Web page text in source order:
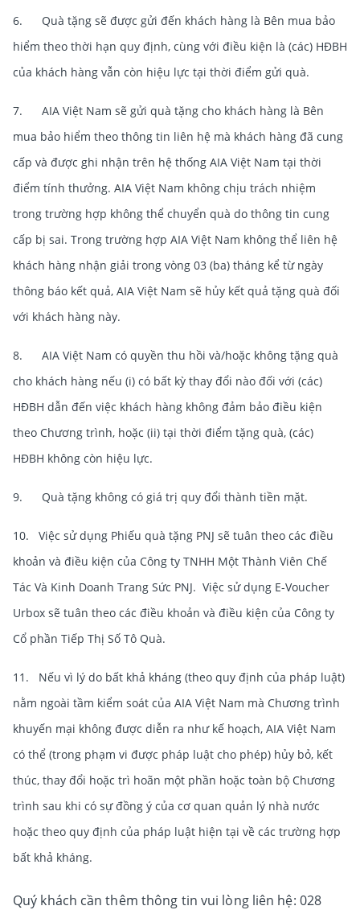
6. Quà tặng sẽ được gửi đến khách hàng là Bên mua bảo
hiểm theo thời hạn quy định, cùng với điều kiện là (các) HĐBH
của khách hàng vẫn còn hiệu lực tại thời điểm gửi quà.
7. AIA Việt Nam sẽ gửi quà tặng cho khách hàng là Bên
mua bảo hiểm theo thông tin liên hệ mà khách hàng đã cung
cấp và được ghi nhận trên hệ thống AIA Việt Nam tại thời
điểm tính thưởng. AIA Việt Nam không chịu trách nhiệm
trong trường hợp không thể chuyển quà do thông tin cung
cấp bị sai. Trong trường hợp AIA Việt Nam không thể liên hệ
khách hàng nhận giải trong vòng 03 (ba) tháng kể từ ngày
thông báo kết quả, AIA Việt Nam sẽ hủy kết quả tặng quà đối
với khách hàng này.
8. AIA Việt Nam có quyền thu hồi và/hoặc không tặng quà
cho khách hàng nếu (i) có bất kỳ thay đổi nào đối với (các)
HĐBH dẫn đến việc khách hàng không đảm bảo điều kiện
theo Chương trình, hoặc (ii) tại thời điểm tặng quà, (các)
HĐBH không còn hiệu lực.
9. Quà tặng không có giá trị quy đổi thành tiền mặt.
10. Việc sử dụng Phiếu quà tặng PNJ sẽ tuân theo các điều
khoản và điều kiện của Công ty TNHH Một Thành Viên Chế
Tác Và Kinh Doanh Trang Sức PNJ. Việc sử dụng E-Voucher
Urbox sẽ tuân theo các điều khoản và điều kiện của Công ty
Cổ phần Tiếp Thị Số Tô Quà.
11. Nếu vì lý do bất khả kháng (theo quy định của pháp luật)
nằm ngoài tầm kiểm soát của AIA Việt Nam mà Chương trình
khuyến mại không được diễn ra như kế hoạch, AIA Việt Nam
có thể (trong phạm vi được pháp luật cho phép) hủy bỏ, kết
thúc, thay đổi hoặc trì hoãn một phần hoặc toàn bộ Chương
trình sau khi có sự đồng ý của cơ quan quản lý nhà nước
hoặc theo quy định của pháp luật hiện tại về các trường hợp
bất khả kháng.
Quý khách cần thêm thông tin vui lòng liên hệ: 028